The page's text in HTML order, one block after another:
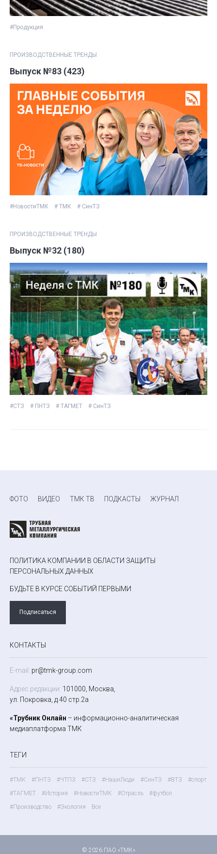
#Продукция
ПРОИЗВОДСТВЕННЫЕ ТРЕНДЫ
Выпуск №83 (423)
#НовостиТМК # ТМК # СинТЗ
ПРОИЗВОДСТВЕННЫЕ ТРЕНДЫ
Выпуск №32 (180)
#СТЗ # ПНТЗ # ТАГМЕТ # СинТЗ
ФОТО ВИДЕО ТМК ТВ ПОДКАСТЫ ЖУРНАЛ
ПОЛИТИКА КОМПАНИИ В ОБЛАСТИ ЗАЩИТЫ
ПЕРСОНАЛЬНЫХ ДАННЫХ
БУДЬТЕ В КУРСЕ СОБЫТИЙ ПЕРВЫМИ
Подписаться
КОНТАКТЫ
E-mail: pr@tmk-group.com
Адрес редакции: 101000, Москва,
ул. Покровка, д.40 стр.2а
«Трубник Онлайн – информационно-аналитическая
медиаплатформа ТМК
ТЕГИ
#ТМК #ПНТЗ #ЧТПЗ #СТЗ #НашиЛюди #СинТЗ #ВТЗ
#спорт
#ТАГМЕТ
#История #НовостиТМК #Отрасль
#футбол
#Производство
#Экология Все
© 2026 ПАО «ТМК»